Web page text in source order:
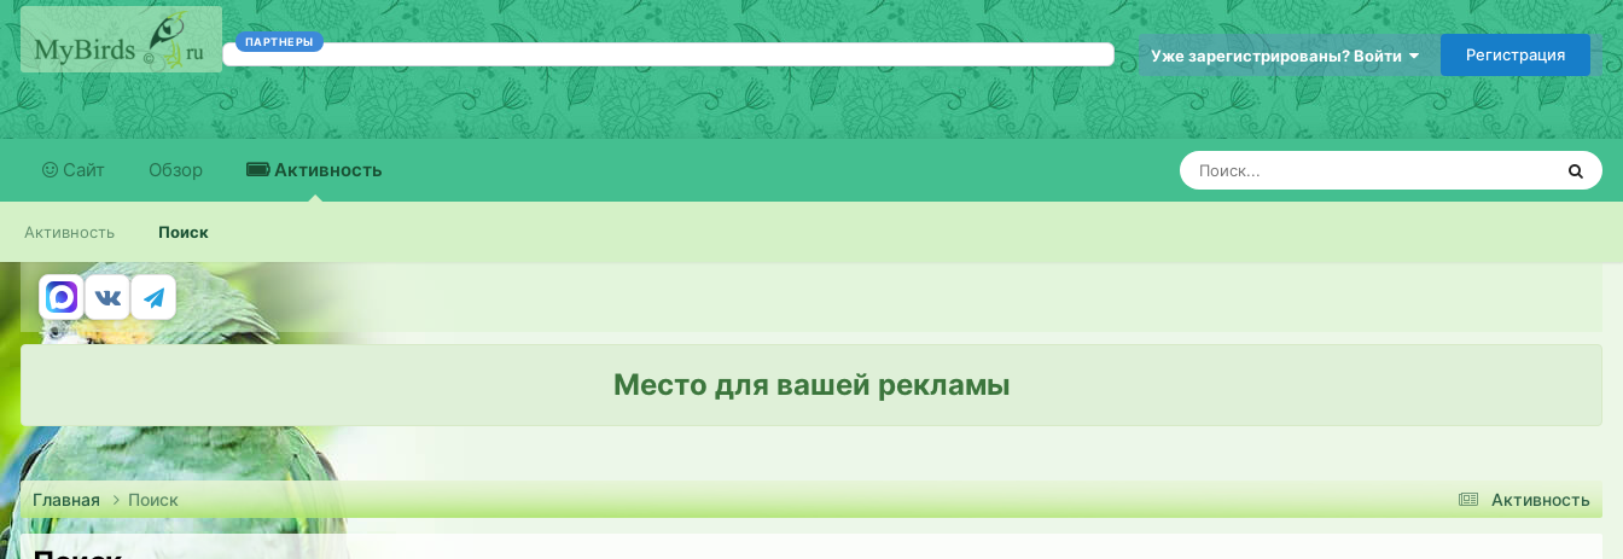
ПАРТНЕРЫ
Уже зарегистрированы? Войти Регистрация
Сайт Обзор Активность
Активность Поиск
Место для вашей рекламы
Активность
Главная Поиск